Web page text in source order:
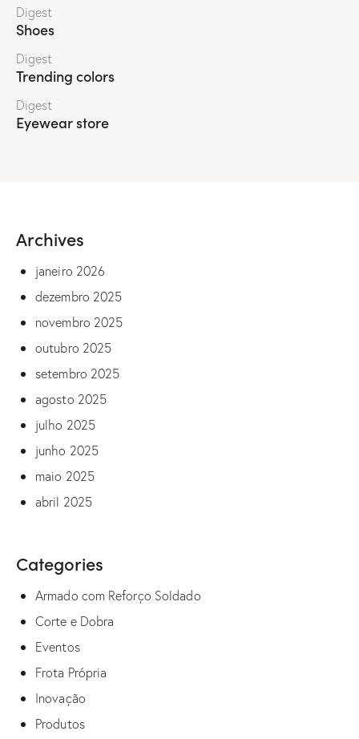
Digest
Shoes
Digest
Trending colors
Digest
Eyewear store
Archives
janeiro 2026
dezembro 2025
novembro 2025
outubro 2025
setembro 2025
agosto 2025
julho 2025
junho 2025
maio 2025
abril 2025
Categories
Armado com Reforço Soldado
Corte e Dobra
Eventos
Frota Própria
Inovação
Produtos